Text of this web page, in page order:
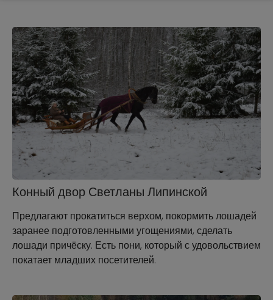
Конный двор Светланы Липинской
Предлагают прокатиться верхом, покормить лошадей
заранее подготовленными угощениями, сделать
лошади причёску. Есть пони, который с удовольствием
покатает младших посетителей.